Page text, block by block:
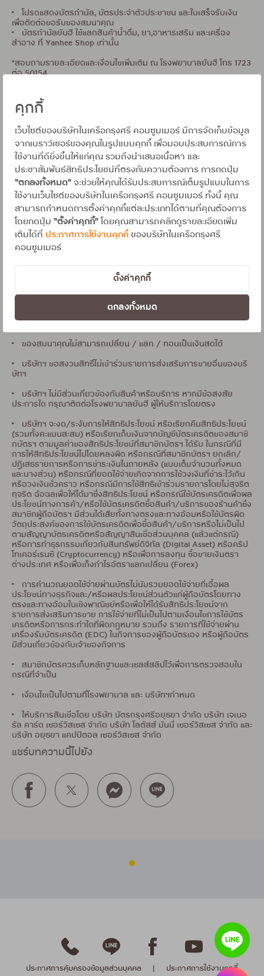
คุกกี้
เว็บไซต์ของบริษัทในเครือกรุงศรี คอนซูมเมอร์ มีการจัดเก็บข้อมูล
จากเบราว์เซอร์ของคุณในรูปแบบคุกกี้ เพื่อมอบประสบการณ์การ
ใช้งานที่ดียิ่งขึ้นให้แก่คุณ รวมถึงนำเสนอเนื้อหา และ
ประชาสัมพันธ์สิทธิประโยชน์ที่ตรงกับความต้องการ การกดปุ่ม
“ตกลงทั้งหมด”จะช่วยให้คุณได้รับประสบการณ์เต็มรูปแบบในการ
ใช้งานเว็บไซต์ของบริษัทในเครือกรุงศรี คอนซูมเมอร์ ทั้งนี้ คุณ
สามารถกำหนดการตั้งค่าคุกกี้แต่ละประเภทได้ตามที่คุณต้องการ
โดยกดปุ่ม “ตั้งค่าคุกกี้”โดยคุณสามารถคลิกดูรายละเอียดเพิ่ม
เติมได้ที่ ประกาศการใช้งานคุกกี้ ของบริษัทในเครือกรุงศรี
คอนซูมเมอร์
ตั้งค่าคุกกี้
ตกลงทั้งหมด
• โปรดแสดงบัตรกำนัล, บัตรประจำตัวประชาชน และใบเสร็จรับเงิน
เพื่อติดต่อขอรับของสมนาคุณ
• บัตรกำนัลยันฮี ใช้แลกสินค้าน้ำดื่ม, ยา,อาหารเสริม และเครื่อง
สำอาง ที่ Yanhee Shop เท่านั้น
*สอบถามรายละเอียดและเงื่อนไขเพิ่มเติม ณ โรงพยาบาลยันฮี โทร 1723
ต่อ 50154
บัตรเครดิต: ใช้เท่าที่จำเป็นและชำระคืนได้เต็มจำนวนตามกำหนด จะได้ไม่
เสียดอกเบี้ย 16% ต่อปี
สินเชื่อส่วนบุคคล: กู้เท่าที่จำเป็นและชำระคืนได้ตามกำหนดจะได้ไม่เสียด
อกเบี้ย 15% - 25% ต่อปี
เงื่อนไข :
• สอบถามรายละเอียดของสมนาคุณและเงื่อนไขเพิ่มเติม ณ โรง
พยาบาลยันฮี โทร 1723 ต่อ 50154 (เงื่อนไขการให้แบ่งจ่ายสินค้า/
บริการ เป็นไปตามที่โรงพยาบาลกำหนด)
• ยอดการแบ่งจ่ายแต่ละรายการไม่สามารถนำมาสะสมหรือรวมกันได้
• รายการส่งเสริมการขายนี้ไม่ร่วมโปรโมชั่นหรือรายการส่งเสริมการ
• หลังทำรายการแบ่งจ่ายค่ารักษาพยาบาล เมื่อเข้าเงื่อนไขตาม
กำหนด สมาชิกบัตรจะได้รับ SMS จำนวน 1 สิทธิ์/เซลล์สลิป
• ของสมนาคุณไม่สามารถเปลี่ยน / แลก / ทอนเป็นเงินสดได้
• บริษัทฯ ขอสงวนสิทธิ์ไม่เข้าร่วมรายการส่งเสริมการขายอื่นของบริ
ษัทฯ
• บริษัทฯ ไม่มีส่วนเกี่ยวข้องกับสินค้าหรือบริการ หากมีข้อสงสัย
ประการใด กรุณาติดต่อโรงพยาบาลยันฮี ผู้ให้บริการโดยตรง
• บริษัทฯ จะงด/ระงับการให้สิทธิประโยชน์ หรือเรียกคืนสิทธิประโยชน์
(รวมทั้งคะแนนสะสม) หรือเรียกเก็บเงินจากบัญชีบัตรเครดิตของสมาชิ
กบัตรฯ ตามมูลค่าของสิทธิประโยชน์ที่สมาชิกบัตรฯ ได้รับ ในกรณีที่มี
การให้สิทธิประโยชน์ไปโดยหลงผิด หรือกรณีที่สมาชิกบัตรฯ ยกเลิก/
ปฏิเสธรายการหรือการชำระเงินในภายหลัง (แบบเต็มจำนวนทั้งหมด
และบางส่วน) หรือกรณีที่ยอดใช้จ่ายเกิดจากการใช้วงเงินที่ชำระไว้เกิน
หรือวงเงินชั่วคราว หรือกรณีมีการใช้สิทธิเข้าร่วมรายการโดยไม่สุจริต
ทุจริต ฉ้อฉลเพื่อให้ได้มาซึ่งสิทธิประโยชน์ หรือกรณีใช้บัตรเครดิตเพื่อผล
ประโยชน์ทางการค้า/หรือใช้บัตรเครดิตซื้อสินค้า/บริการของร้านค้าซึ่ง
สมาชิกผู้ถือบัตรฯ มีส่วนได้เสียทั้งทางตรงและทางอ้อมหรือใช้บัตรผิด
วัตถุประสงค์ของการใช้บัตรเครดิตเพื่อซื้อสินค้า/บริการหรือไม่เป็นไป
ตามสัญญาบัตรเครดิตหรือสัญญาสินเชื่อส่วนบุคคล (แล้วแต่กรณี)
หรือการทำธุรกรรมเกี่ยวกับสินทรัพย์ดิจิทัล (Digital Asset) หรือคริป
โทเคอร์เรนซี (Cryptocurrency) หรือเพื่อการลงทุน ซื้อขายเงินตรา
ต่างประเทศ หรือเพื่อเก็งกำไรอัตราแลกเปลี่ยน (Forex)
• การคำนวณยอดใช้จ่ายผ่านบัตรไม่นับรวมยอดใช้จ่ายที่เอื้อผล
ประโยชน์ทางธุรกิจและ/หรือผลประโยชน์ส่วนตัวแก่ผู้ถือบัตรโดยทาง
ตรงและทางอ้อมในเชิงพาณิชย์หรือเพื่อให้ได้รับสิทธิประโยชน์จาก
รายการส่งเสริมการขาย การใช้จ่ายที่ไม่เป็นไปตามเงื่อนไขการใช้บัตร
เครดิตหรือการกระทำใดที่ผิดกฎหมาย รวมถึง รายการที่ใช้จ่ายผ่าน
เครื่องรับบัตรเครดิต (EDC) ในกิจการของผู้ถือบัตรเอง หรือผู้ถือบัตร
มีส่วนเกี่ยวข้องกับเจ้าของกิจการ
• สมาชิกบัตรควรเก็บหลักฐานและเซลส์สลิปไว้เพื่อการตรวจสอบใน
กรณีที่จำเป็น
• เงื่อนไขเป็นไปตามที่โรงพยาบาล และ บริษัทฯกำหนด
• ให้บริการสินเชื่อโดย บริษัท บัตรกรุงศรีอยุธยา จำกัด บริษัท เจเนอ
รัล คาร์ด เซอร์วิสเซส จำกัด บริษัท โลตัสส์ มันนี่ เซอร์วิสเซส จำกัด และ
บริษัท อยุธยา แคปปิตอล เซอร์วิสเซส จำกัด
แชร์บทความนี้ไปยัง
ประกาศการคุ้มครองข้อมูลส่วนบุคคล | ประกาศการใช้งานคุกกี้